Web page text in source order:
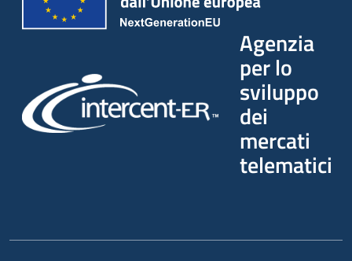
Agenzia
per lo
sviluppo
dei
mercati
telematici